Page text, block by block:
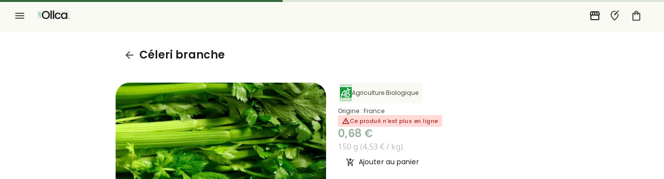
Céleri branche
Agriculture Biologique
Origine : France
Ce produit n'est plus en ligne
0,68 €
150 g (4,53 € / kg)
Ajouter au panier